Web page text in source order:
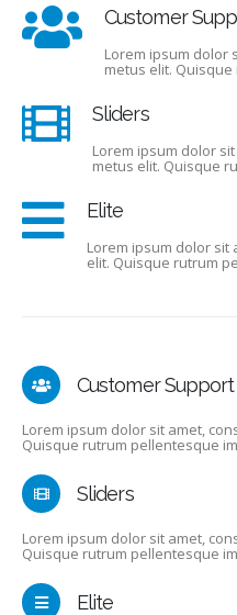
Customer
Lorem ipsum dolor
metus elit.
Sliders
Lorem ipsum dolor
metus elit. Quisque
Elite
Lorem ipsum dolor sit
elit. Quisque rutrum
Customer Support
Lorem ipsum dolor sit amet,
Quisque rutrum pellentesque
Sliders
Lorem ipsum dolor sit amet,
Quisque rutrum pellentesque
Elite